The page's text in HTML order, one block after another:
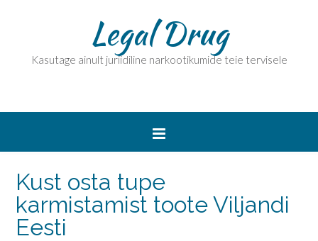
Legal Drug
Kasutage ainult juriidiline narkootikumide teie tervisele
Kust osta tupe
karmistamist toote Viljandi
Eesti